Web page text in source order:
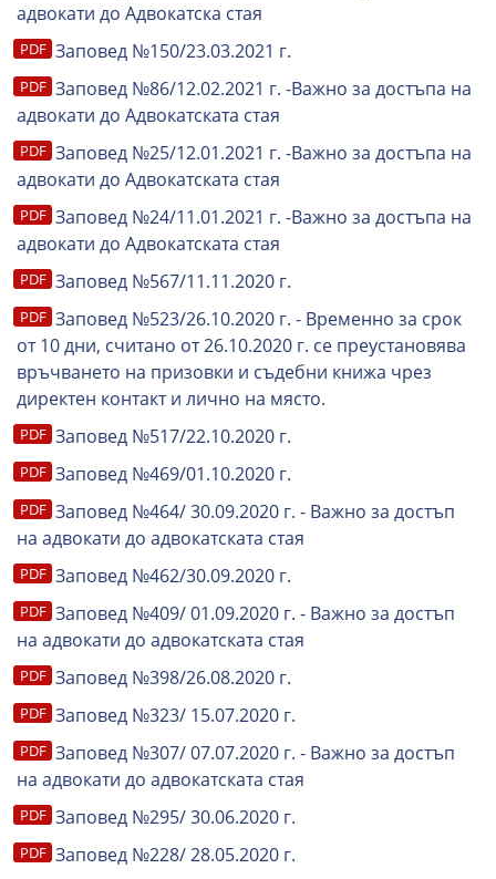
адвокати до Адвокатска стая
Заповед №150/23.03.2021 г.
Заповед №86/12.02.2021 г. -Важно за достъпа на
адвокати до Адвокатската стая
Заповед №25/12.01.2021 г. -Важно за достъпа на
адвокати до Адвокатската стая
Заповед №24/11.01.2021 г. -Важно за достъпа на
адвокати до Адвокатската стая
Заповед №567/11.11.2020 г.
Заповед №523/26.10.2020 г. - Временно за срок
от 10 дни, считано от 26.10.2020 г. се преустановява
връчването на призовки и съдебни книжа чрез
директен контакт и лично на място.
Заповед №517/22.10.2020 г.
Заповед №469/01.10.2020 г.
Заповед №464/ 30.09.2020 г. - Важно за достъп
на адвокати до адвокатската стая
Заповед №462/30.09.2020 г.
Заповед №409/ 01.09.2020 г. - Важно за достъп
на адвокати до адвокатската стая
Заповед №398/26.08.2020 г.
Заповед №323/ 15.07.2020 г.
Заповед №307/ 07.07.2020 г. - Важно за достъп
на адвокати до адвокатската стая
Заповед №295/ 30.06.2020 г.
Заповед №228/ 28.05.2020 г.